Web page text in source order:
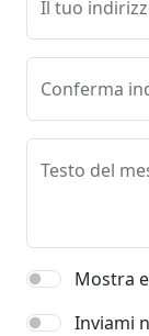
Il tuo
Conferma
Testo del
Mostra
Inviami